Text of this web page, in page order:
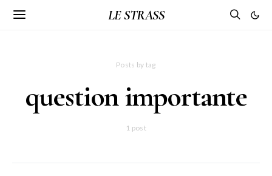
LE STRASS
Posts by tag
question importante
1 post